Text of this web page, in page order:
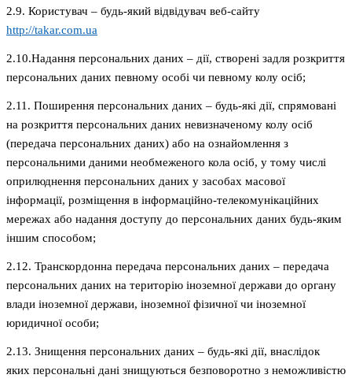
2.9. Користувач – будь-який відвідувач веб-сайту
http://takar.com.ua
2.10.Надання персональних даних – дії, створені задля розкриття
персональних даних певному особі чи певному колу осіб;
2.11. Поширення персональних даних – будь-які дії, спрямовані
на розкриття персональних даних невизначеному колу осіб
(передача персональних даних) або на ознайомлення з
персональними даними необмеженого кола осіб, у тому числі
оприлюднення персональних даних у засобах масової
інформації, розміщення в інформаційно-телекомунікаційних
мережах або надання доступу до персональних даних будь-яким
іншим способом;
2.12. Транскордонна передача персональних даних – передача
персональних даних на територію іноземної держави до органу
влади іноземної держави, іноземної фізичної чи іноземної
юридичної особи;
2.13. Знищення персональних даних – будь-які дії, внаслідок
яких персональні дані знищуються безповоротно з неможливістю